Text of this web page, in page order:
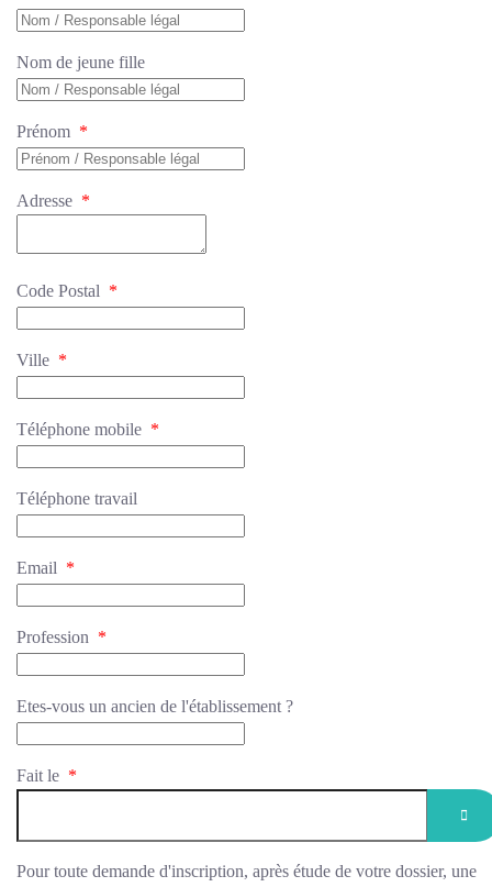
Nom de jeune fille
Prénom *
Adresse *
Code Postal *
Ville *
Téléphone mobile *
Téléphone travail
Email *
Profession *
Etes-vous un ancien de l'établissement ?
Fait le *
Pour toute demande d'inscription, après étude de votre dossier, une